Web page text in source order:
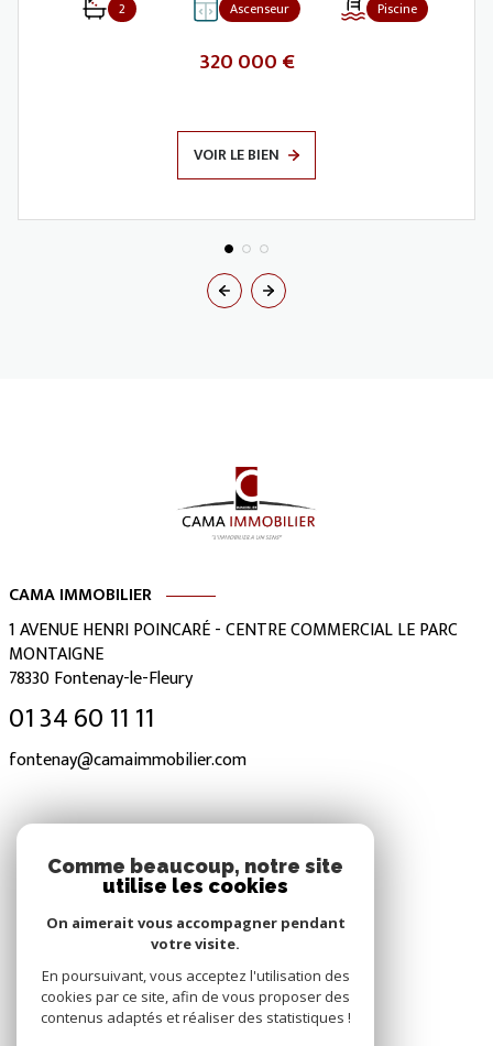
2 Ascenseur Piscine
320 000 €
VOIR LE BIEN
CAMA IMMOBILIER
1 AVENUE HENRI POINCARÉ - CENTRE COMMERCIAL LE PARC
MONTAIGNE
78330Fontenay-le-Fleury
01 34 60 11 11
fontenay@camaimmobilier.com
Nous suivre
Comme beaucoup, notre site
utilise les cookies
On aimerait vous accompagner pendant
votre visite.
En poursuivant, vous acceptez l'utilisation des
cookies par ce site, afin de vous proposer des
contenus adaptés et réaliser des statistiques !